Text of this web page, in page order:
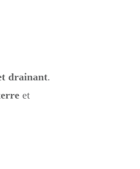
drainant.
et